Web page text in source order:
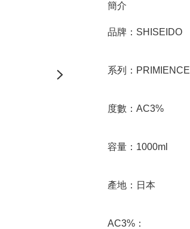
簡介
品牌：SHISEIDO
系列：PRIMIENCE
度數：AC3%
容量：1000ml
產地：日本
AC3%：